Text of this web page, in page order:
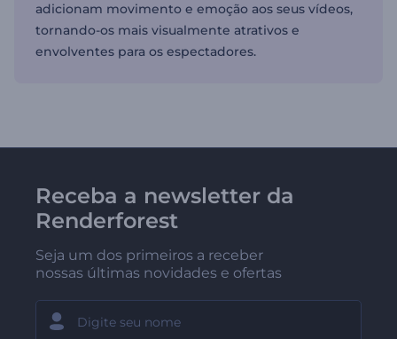
adicionam movimento e emoção aos seus vídeos,
tornando-os mais visualmente atrativos e
envolventes para os espectadores.
Receba a newsletter da
Renderforest
Seja um dos primeiros a receber
nossas últimas novidades e ofertas